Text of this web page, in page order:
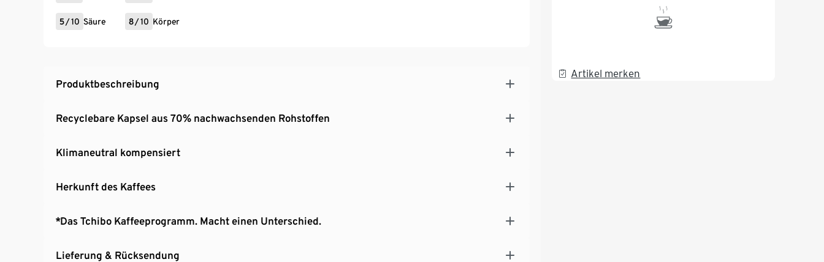
Artikel merken
5/10 Säure 8/10 Körper
Produktbeschreibung
Recyclebare Kapsel aus 70% nachwachsenden Rohstoffen
Klimaneutral kompensiert
Herkunft des Kaffees
*Das Tchibo Kaffeeprogramm. Macht einen Unterschied.
Lieferung & Rücksendung